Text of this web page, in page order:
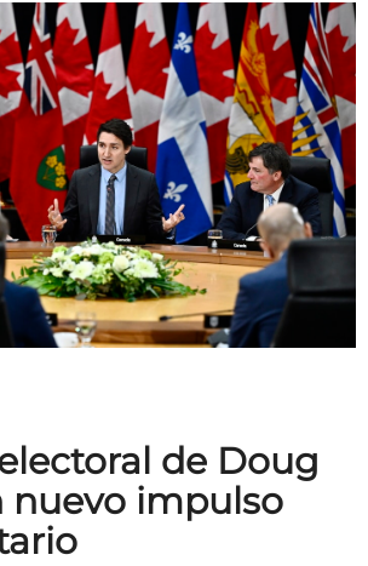
de Doug
nuevo impulso